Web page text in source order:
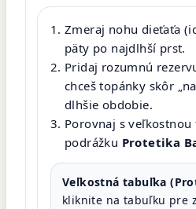
Zmeraj nohu dieťaťa
päty po najdlhší prst.
Pridaj rozumnú
chceš topánky skôr
dlhšie obdobie.
Porovnaj s
podrážku Protetika
Veľkostná tabuľka
kliknite na tabuľku pre